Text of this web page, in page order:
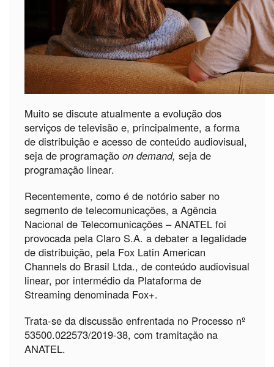
Muito se discute atualmente a evolução dos
serviços de televisão e, principalmente, a forma
de distribuição e acesso de conteúdo audiovisual,
seja de programação on demand, seja de
programação linear.
Recentemente, como é de notório saber no
segmento de telecomunicações, a Agência
Nacional de Telecomunicações – ANATEL foi
provocada pela Claro S.A. a debater a legalidade
de distribuição, pela Fox Latin American
Channels do Brasil Ltda., de conteúdo audiovisual
linear, por intermédio da Plataforma de
Streaming denominada Fox+.
Trata-se da discussão enfrentada no Processo nº
53500.022573/2019-38, com tramitação na
ANATEL.